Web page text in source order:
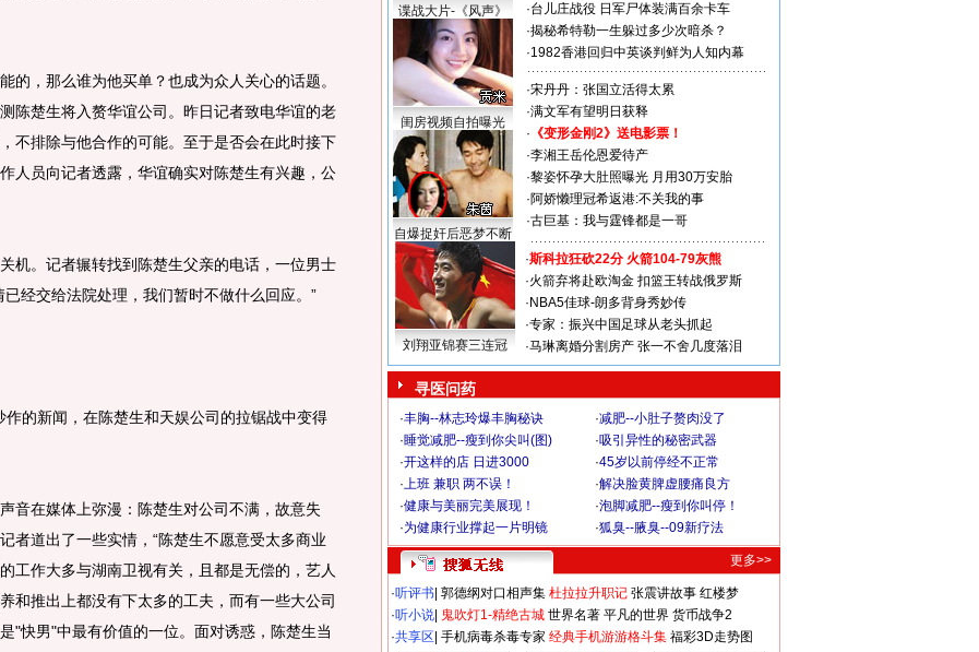
，那么谁为他买单？也成为众人关心的话题。
陈楚生将入赘华谊公司。昨日记者致电华谊的老
不排除与他合作的可能。至于是否会在此时接下
人员向记者透露，华谊确实对陈楚生有兴趣，公
。记者辗转找到陈楚生父亲的电话，一位男士
经交给法院处理，我们暂时不做什么回应。”
的新闻，在陈楚生和天娱公司的拉锯战中变得
在媒体上弥漫：陈楚生对公司不满，故意失
者道出了一些实情，“陈楚生不愿意受太多商业
工作大多与湖南卫视有关，且都是无偿的，艺人
和推出上都没有下太多的工夫，而有一些大公司
"快男"中最有价值的一位。面对诱惑，陈楚生当
谍战大片-《风声》
闺房视频自拍曝光
自爆捉奸后恶梦不断
·台儿庄战役 日军尸体装满百余卡车
·揭秘希特勒一生躲过多少次暗杀？
·1982香港回归中英谈判鲜为人知内幕
·宋丹丹：张国立活得太累
·满文军有望明日获释
· 《变形金刚2》送电影票！
·李湘王岳伦恩爱待产
·黎姿怀孕大肚照曝光 月用30万安胎
·阿娇懒理冠希返港:不关我的事
·古巨基：我与霆锋都是一哥
刘翔亚锦赛三连冠
·斯科拉狂砍22分 火箭104-79灰熊
·火箭弃将赴欧淘金 扣篮王转战俄罗斯
· NBA5佳球-朗多背身秀妙传
·专家：振兴中国足球从老头抓起
·马琳离婚分割房产 张一不舍几度落泪
寻医问药
·丰胸--林志玲爆丰胸秘诀 ·减肥--小肚子赘肉没了
·睡觉减肥--瘦到你尖叫(图) ·吸引异性的秘密武器
·开这样的店 日进3000 ·45岁以前停经不正常
·上班 兼职 两不误！ ·解决脸黄脾虚腰痛良方
·健康与美丽完美展现！ ·泡脚减肥--瘦到你叫停！
·为健康行业撑起一片明镜 ·狐臭--腋臭--09新疗法
更多>>
·听评书 郭德纲对口相声集 杜拉拉升职记 张震讲故事 红楼梦
·听小说 鬼吹灯1-精绝古城 世界名著 平凡的世界 货币战争2
·共享区 手机病毒杀毒专家 经典手机游游格斗集 福彩3D走势图